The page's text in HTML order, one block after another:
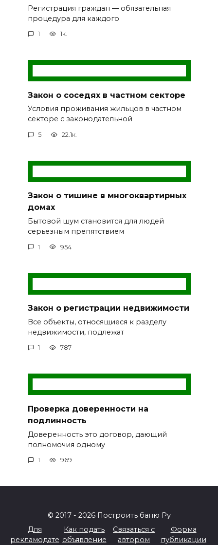
Регистрация граждан — обязательная
процедура для каждого
1 1к.
Закон о соседях в частном секторе
Условия проживания жильцов в частном
секторе с законодательной
5 22.1к.
Закон о тишине в многоквартирных
домах
Бытовой шум становится для людей
серьезным препятствием
1 954
Закон о регистрации недвижимости
Все объекты, относящиеся к разделу
недвижимости, подлежат
1 787
Проверка доверенности на
подлинность
Доверенность это договор, дающий
полномочия одному
1 969
© 2017 - 2026 Построить баню Ру
Для
рекламодате
Как подать
объявление
Связаться с
автором
Форма
публикации